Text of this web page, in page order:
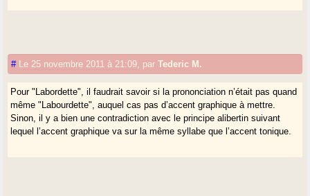
# Le 25 novembre 2011 à 21:09 parTederic M.
Pour "Labordette", il faudrait savoir si la prononciation n’était pas quand
même "Labourdette", auquel cas pas d’accent graphique à mettre.
Sinon, il y a bien une contradiction avec le principe alibertin suivant
lequel l’accent graphique va sur la même syllabe que l’accent tonique.